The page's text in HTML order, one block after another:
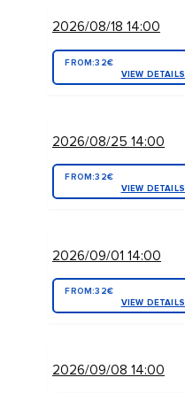
2026/08/18 14:00
FROM:32€
VIEW DETAILS
2026/08/25 14:00
FROM:32€
VIEW DETAILS
2026/09/01 14:00
FROM:32€
VIEW DETAILS
2026/09/08 14:00